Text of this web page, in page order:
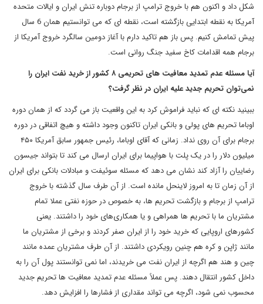
شکل داد و اکنون هم با خروج ترامپ از برجام دوباره تنش ایران و ایالات متحده
آمریکا به نقطه ابتدایی بازگشته است، نقطه ای که می توانستیم همان 6 سال
پیش تمامش کنیم. پس باز هم تاکید دارم با آغاز دومین سالگرد خروج آمریکا از
برجام همه اقدامات کاخ سفید جنگ روانی است.
آیا مسئله عدم تمدید معافیت های تحریمی ۸ کشور از خرید نفت ایران را
نمی‌توان تحریم جدید علیه ایران در نظر گرفت؟
ببینید نکته ای که نباید فراموش کرد به این واقعیت باز می گردد که از همان دوره
اوباما تحریم های پولی و بانکی ایران تاکنون وجود داشته و هیچ اتفاقی در دوره
برجام برای آن روی نداد. زمانی که آقای اوباما، رئیس جمهور سابق آمریکا ۴۵۰
میلیون دلار را در یک پلت با هواپیما برای ایران ارسال می کند تا بتواند جیسون
رضاییان را آزاد کند نشان می دهد که مسئله سوئیفت و مبادلات بانکی برای ایران
از آن زمان تا به امروز لاینحل مانده است. از آن طرف سال گذشته با خروج
ترامپ از برجام و بازگشت تحریم ها، به خصوص در حوزه نفتی عملا تمام
مشتریان ما با تحریم ها همراهی و یا همکاری‌های خود را داشتند. یعنی
کشورهای اروپایی که خرید خود را از ایران صفر کردند و برخی از مشتریان ما
مانند ژاپن و کره هم چنین رویکردی داشتند. از آن طرف مشتریان عمده مانند
چین و هند هم اگرچه از ایران نفت می خریدند، اما نمی توانستند پول آن را به
داخل کشور انتقال دهند. پس عملاً مسئله عدم تمدید معافیت ها تحریم جدید
محسوب نمی شود، اگرچه می تواند مقداری از فشارها را افزایش دهد.